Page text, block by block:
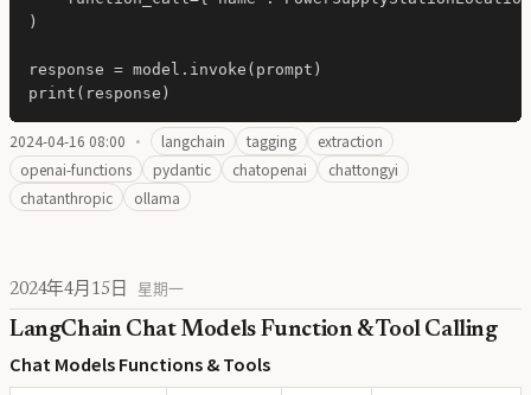
)
response = model.invoke(prompt)
2024-04-16 08:00 · langchain tagging
extraction
openai-functions
pydantic chatopenai
chattongyi
chatanthropic
ollama
2024年4月15日 星期一
LangChain Chat Models Function & Tool Calling
Chat Models Functions & Tools